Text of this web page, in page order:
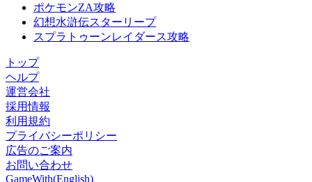
ポケモンZA攻略
幻想水滸伝スターリープ
スプラトゥーンレイダース攻略
トップ
ヘルプ
運営会社
採用情報
利用規約
プライバシーポリシー
広告のご案内
お問い合わせ
GameWith(English)